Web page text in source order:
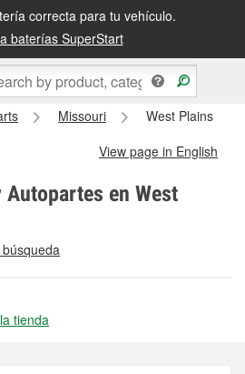
correcta para tu vehículo.
baterías SuperStart
Missouri
West Plains
View page in English
Autopartes en West
tienda